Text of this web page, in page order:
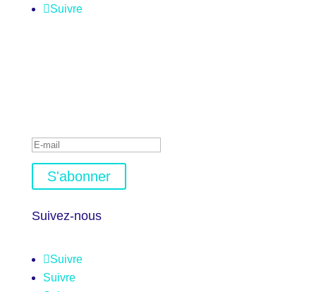
Suivre
S'abonner
Suivez-nous
Suivre
Suivre